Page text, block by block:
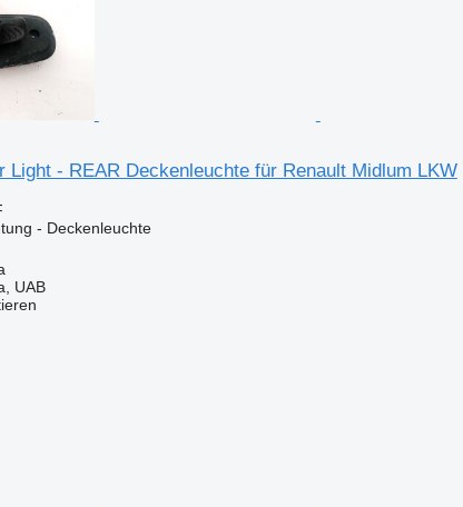
Light - REAR Deckenleuchte für Renault Midlum LKW
- Deckenleuchte
UAB